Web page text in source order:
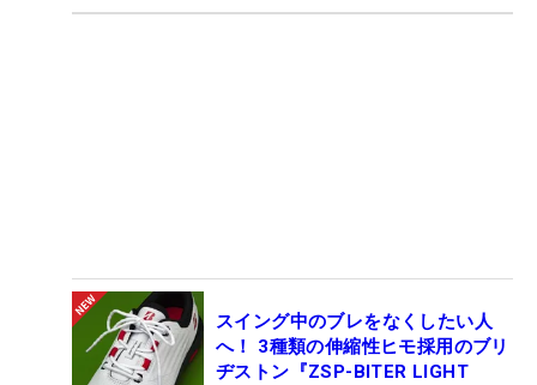
スイング中のブレをなくしたい人
へ！ 3種類の伸縮性ヒモ採用のブリ
ヂストン『ZSP-BITER LIGHT